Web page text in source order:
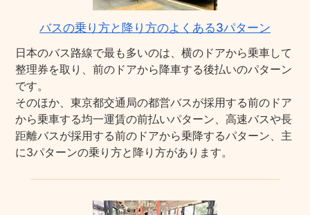
バスの乗り方と降り方のよくある3パターン
日本のバス路線で最も多いのは、横のドアから乗車して
整理券を取り、前のドアから降車する後払いのパターン
です。
そのほか、東京都交通局の都営バスが採用する前のドア
から乗車する均一運賃の前払いパターン、高速バスや長
距離バスが採用する前のドアから乗降するパターン、主
に3パターンの乗り方と降り方があります。